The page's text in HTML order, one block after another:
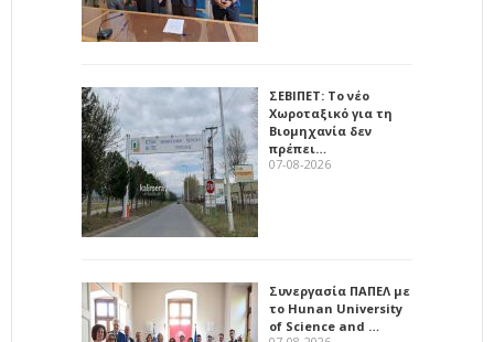
ΣΕΒΙΠΕΤ: Το νέο
Χωροταξικό για τη
Βιομηχανία δεν
πρέπει…
07-08-2026
Συνεργασία ΠΑΠΕΛ με
το Hunan University
of Science and …